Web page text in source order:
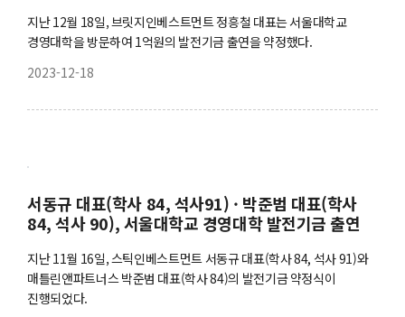
지난 12월 18일, 브릿지인베스트먼트 정흥철 대표는 서울대학교
경영대학을 방문하여 1억원의 발전기금 출연을 약정했다.
2023-12-18
서동규 대표(학사 84, 석사91) · 박준범 대표(학사
84, 석사 90), 서울대학교 경영대학 발전기금 출연
지난 11월 16일, 스틱인베스트먼트 서동규 대표(학사 84, 석사 91)와
매틀린앤파트너스 박준범 대표(학사 84)의 발전기금 약정식이
진행되었다.